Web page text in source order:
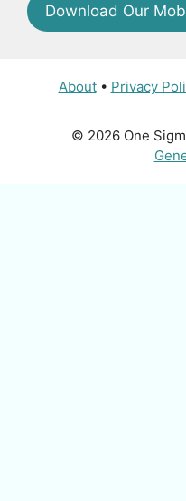
Download Our
About• Privacy
© 2026 One